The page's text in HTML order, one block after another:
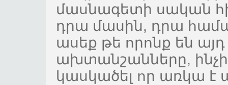
մասնագետի սական
դրա մասին, դրա
ասեք թե որոնք են այդ
ախտանշանները,
կասկածել որ առկա է